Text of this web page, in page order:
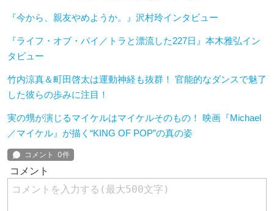
『今から、親友やめようか。』沢村玲インタビュー
『ライフ・オブ・パイ／トラと漂流した227日』本木雅弘イン
タビュー
竹内涼真＆町田啓太は運動神経も抜群！ 官能的なダンスで魅了
した彼らの歩みに注目！
実の甥が演じるマイケルはマイケルそのもの！ 映画『Michael
／マイケル』が描く“KING OF POP”の真の姿